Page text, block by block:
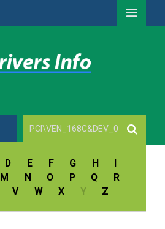
D E F G H
I
M N O P Q
R
V W X Y Z